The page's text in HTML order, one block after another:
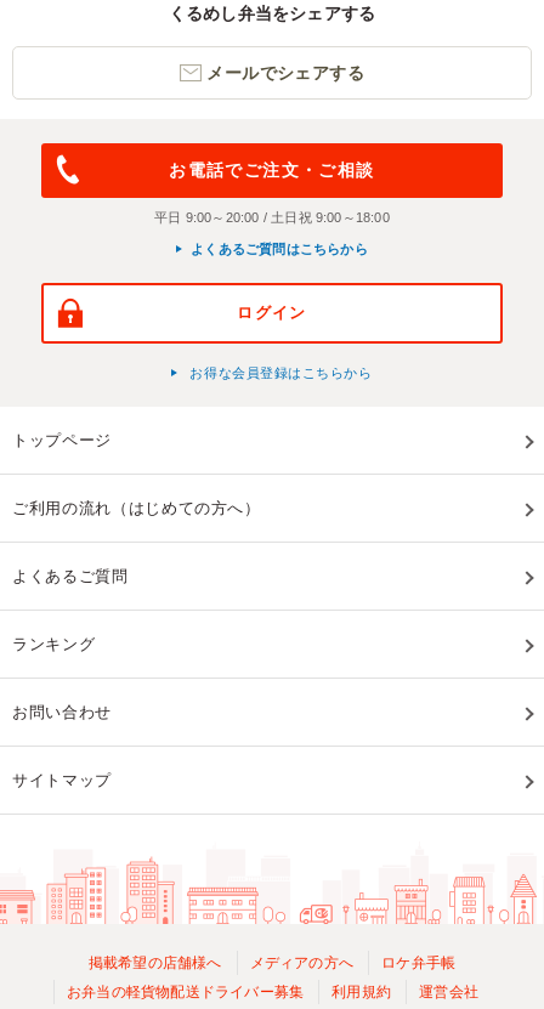
くるめし弁当をシェアする
メールでシェアする
お電話でご注文・ご相談
平日 9:00～20:00 / 土日祝 9:00～18:00
よくあるご質問はこちらから
ログイン
お得な会員登録はこちらから
トップページ
ご利用の流れ（はじめての方へ）
よくあるご質問
ランキング
お問い合わせ
サイトマップ
掲載希望の店舗様へ メディアの方へ
ロケ弁手帳
お弁当の軽貨物配送ドライバー募集
利用規約 運営会社